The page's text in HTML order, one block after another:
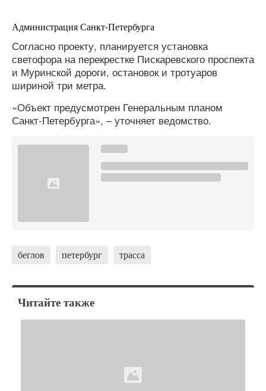
Администрация Санкт-Петербурга
Согласно проекту, планируется установка
светофора на перекрестке Пискаревского проспекта
и Муринской дороги, остановок и тротуаров
шириной три метра.
«Объект предусмотрен Генеральным планом
Санкт‑Петербурга», – уточняет ведомство.
беглов петербург трасса
Читайте также